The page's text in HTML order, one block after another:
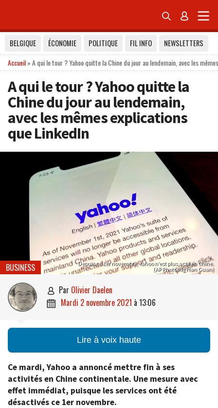
 
BELGIQUE ÉCONOMIE POLITIQUE FIL INFO
NEWSLETTERS
Accueil»A qui le tour ? Yahoo quitte la Chine du jour au lendemain, avec les
A qui le tour ? Yahoo quitte la
Chine du jour au lendemain,
avec les mêmes explications
que LinkedIn
Depuis ce 1er novembre, Yahoo n’est plus actif en Chine.
(AP Photo/Ng Han Guan)
BUSINESS
 par Olivier Daelen
 mardi 2 novembre 2021 à 13:06
Lire à voix haute
Ce mardi, Yahoo a annoncé mettre fin à ses
activités en Chine continentale. Une mesure avec
effet immédiat, puisque les services ont été
désactivés ce 1er novembre.